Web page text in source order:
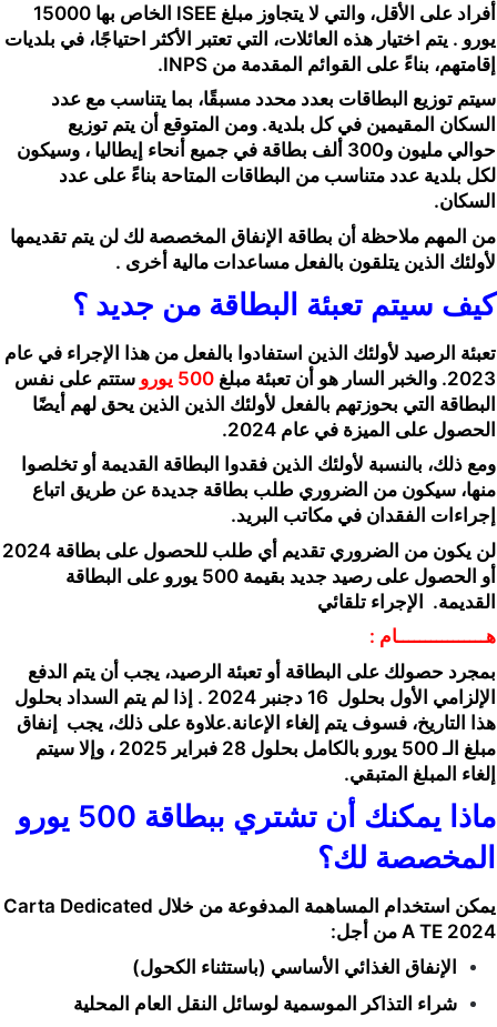
أفراد على الأقل، والتي
لا يتجاوز مبلغ ISEE الخاص بها 15000
يورو . يتم اختيار هذه العائلات، التي تعتبر الأكثر احتياجًا، في بلديات
إقامتهم، بناءً على القوائم المقدمة من INPS.
سيتم توزيع البطاقات بعدد محدد مسبقًا، بما يتناسب مع عدد
السكان المقيمين في كل بلدية. ومن المتوقع أن يتم توزيع
حوالي مليون و300 ألف بطاقة
في جميع أنحاء إيطاليا ، وسيكون
لكل بلدية عدد متناسب من البطاقات المتاحة بناءً على عدد
السكان.
من المهم ملاحظة أن بطاقة الإنفاق المخصصة لك لن يتم تقديمها
لأولئك الذين يتلقون بالفعل مساعدات مالية أخرى .
كيف سيتم تعبئة البطاقة من جديد ؟
تعبئة الرصيد لأولئك الذين استفادوا بالفعل من هذا الإجراء في عام
2023. والخبر السار هو أن
تعبئة مبلغ 500 يورو
ستتم على نفس
البطاقة التي بحوزتهم بالفعل لأولئك الذين الذين يحق لهم أيضًا
الحصول على الميزة في عام 2024.
ومع ذلك، بالنسبة لأولئك الذين فقدوا البطاقة القديمة أو تخلصوا
منها، سيكون من الضروري طلب بطاقة جديدة عن طريق اتباع
إجراءات الفقدان في مكاتب البريد.
لن يكون من الضروري تقديم أي طلب للحصول على بطاقة 2024
أو الحصول على رصيد جديد بقيمة 500 يورو على البطاقة
القديمة. الإجراء تلقائي
هــــــــــــــــام :
بمجرد حصولك على البطاقة أو تعبئة الرصيد، يجب أن يتم الدفع
الإلزامي الأول بحلول 16 دجنبر 2024
. إذا لم يتم السداد بحلول
هذا التاريخ، فسوف يتم إلغاء الإعانة.علاوة على ذلك، يجب إنفاق
مبلغ الـ 500 يورو بالكامل بحلول 28 فبراير 2025
، وإلا سيتم
إلغاء المبلغ المتبقي.
ماذا يمكنك أن تشتري ببطاقة 500 يورو
المخصصة لك؟
يمكن استخدام المساهمة المدفوعة من خلال Carta Dedicated
A TE 2024 من أجل:
الإنفاق الغذائي الأساسي (باستثناء الكحول)
شراء التذاكر الموسمية لوسائل النقل العام المحلية